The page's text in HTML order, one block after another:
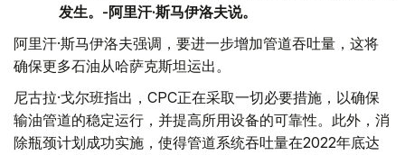
发生。-阿里汗·斯马伊洛夫说。
阿里汗·斯马伊洛夫强调，要进一步增加管道吞吐量，这将
确保更多石油从哈萨克斯坦运出。
尼古拉·戈尔班指出，CPC正在采取一切必要措施，以确保
输油管道的稳定运行，并提高所用设备的可靠性。此外，消
除瓶颈计划成功实施，使得管道系统吞吐量在2022年底达